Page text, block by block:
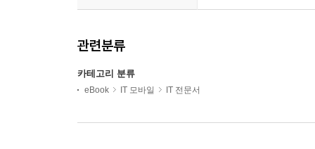
관련분류
카테고리 분류
eBook IT 모바일 IT 전문서